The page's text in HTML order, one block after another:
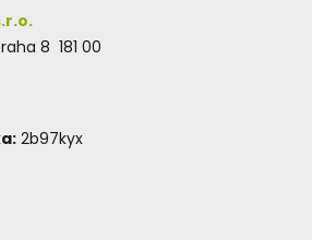
8 181 00
2b97kyx